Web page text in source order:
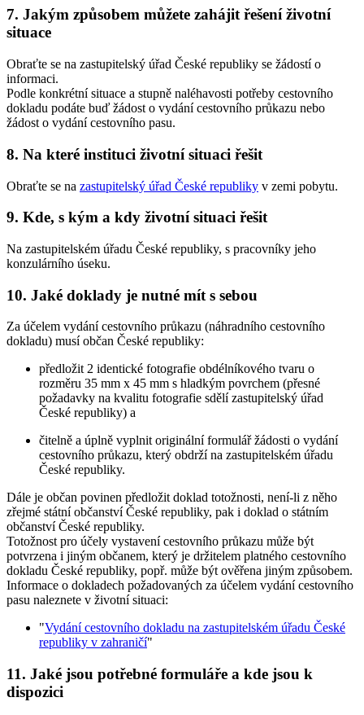
7. Jakým způsobem můžete zahájit řešení životní
situace
Obraťte se na zastupitelský úřad České republiky se žádostí o
informaci.
Podle konkrétní situace a stupně naléhavosti potřeby cestovního
dokladu podáte buď žádost o vydání cestovního průkazu nebo
žádost o vydání cestovního pasu.
8. Na které instituci životní situaci řešit
Obraťte se na zastupitelský úřad České republiky v zemi pobytu.
9. Kde, s kým a kdy životní situaci řešit
Na zastupitelském úřadu České republiky, s pracovníky jeho
konzulárního úseku.
10. Jaké doklady je nutné mít s sebou
Za účelem vydání cestovního průkazu (náhradního cestovního
dokladu) musí občan České republiky:
předložit 2 identické fotografie obdélníkového tvaru o
rozměru 35 mm x 45 mm s hladkým povrchem (přesné
požadavky na kvalitu fotografie sdělí zastupitelský úřad
České republiky) a
čitelně a úplně vyplnit originální formulář žádosti o vydání
cestovního průkazu, který obdrží na zastupitelském úřadu
České republiky.
Dále je občan povinen předložit doklad totožnosti, není-li z něho
zřejmé státní občanství České republiky, pak i doklad o státním
občanství České republiky.
Totožnost pro účely vystavení cestovního průkazu může být
potvrzena i jiným občanem, který je držitelem platného cestovního
dokladu České republiky, popř. může být ověřena jiným způsobem.
Informace o dokladech požadovaných za účelem vydání cestovního
pasu naleznete v životní situaci:
"Vydání cestovního dokladu na zastupitelském úřadu České
republiky v zahraničí"
11. Jaké jsou potřebné formuláře a kde jsou k
dispozici